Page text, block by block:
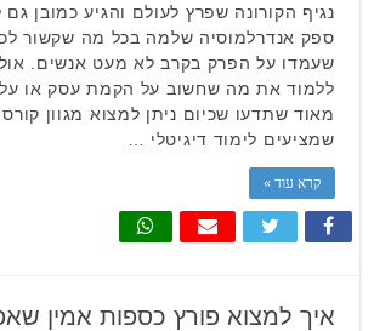
נגיף הקורונה שפרץ לעולם והגיע כמובן
ספק אנדרלמוסיה שלמה בכל מה שקשור
שעמדו על הפרק בקרב לא מעט אנשים.
ללמוד את מה שחשוב על הקמת עסק או על
מאוד שתדעו שכיום ניתן למצוא מגוון
שמציעים לימוד דיגיטלי …
קרא עוד »
איך למצוא פורץ כספות אמין